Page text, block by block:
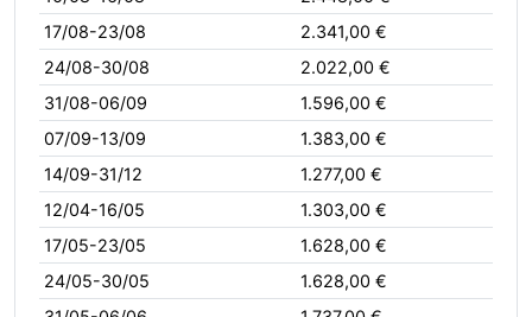
17/08-23/08
2.341,00 €
24/08-30/08
2.022,00 €
31/08-06/09
1.596,00 €
07/09-13/09
1.383,00 €
14/09-31/12
1.277,00 €
12/04-16/05
1.303,00 €
17/05-23/05
1.628,00 €
24/05-30/05
1.628,00 €